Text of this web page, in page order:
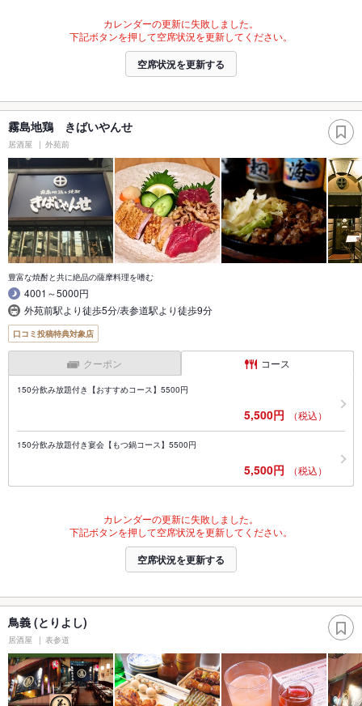
カレンダーの更新に失敗しました。
下記ボタンを押して空席状況を更新してください。
空席状況を更新する
霧島地鶏 きばいやんせ
居酒屋 外苑前
豊富な焼酎と共に絶品の薩摩料理を嗜む
4001～5000円
外苑前駅より徒歩5分/表参道駅より徒歩9分
口コミ投稿特典対象店
クーポン コース
150分飲み放題付き【おすすめコース】5500円
5,500円 （税込）
150分飲み放題付き宴会【もつ鍋コース】5500円
5,500円 （税込）
カレンダーの更新に失敗しました。
下記ボタンを押して空席状況を更新してください。
空席状況を更新する
鳥義 (とりよし)
居酒屋 表参道